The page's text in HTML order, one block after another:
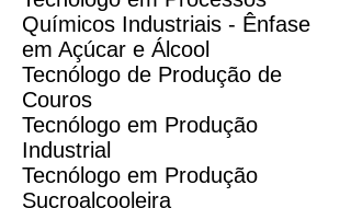
Químicos Industriais - Ênfase
em Açúcar e Álcool
Tecnólogo de Produção de
Couros
Tecnólogo em Produção
Industrial
Tecnólogo em Produção
Sucroalcooleira